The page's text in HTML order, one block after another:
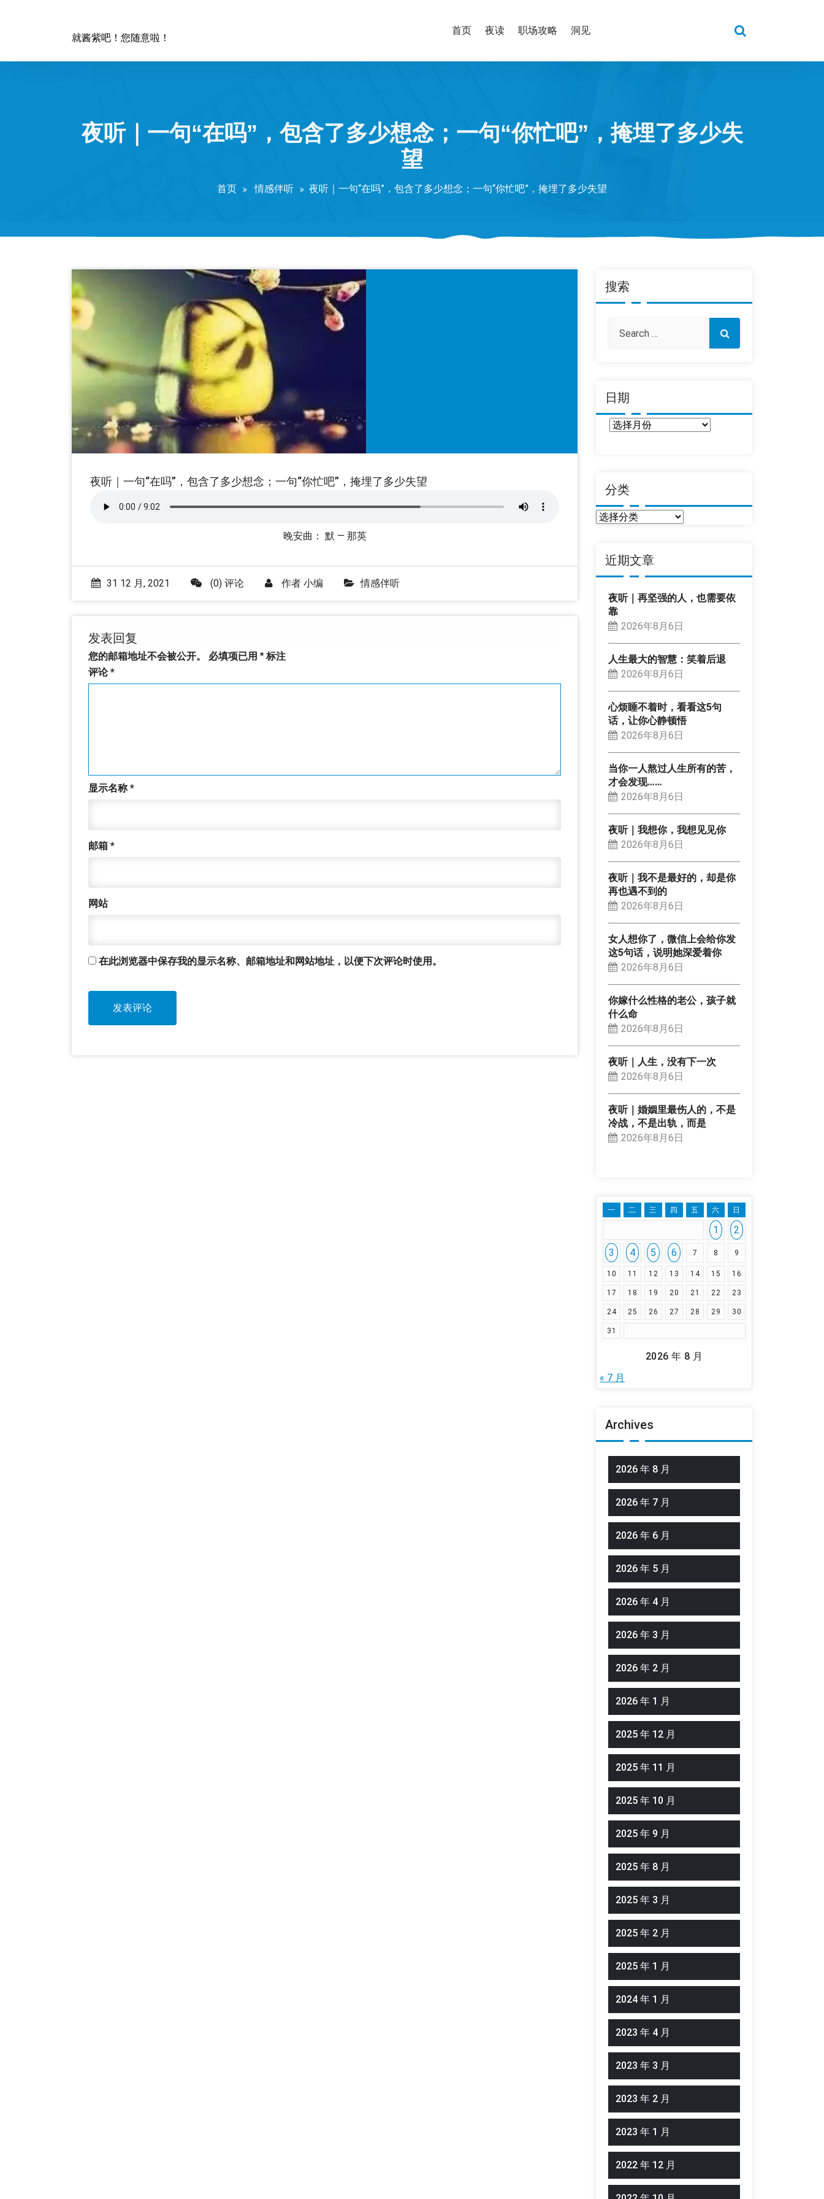
就酱紫吧！您随意啦！
首页 夜读 职场攻略 洞见
夜听｜一句“在吗”，包含了多少想念；一句“你忙吧”，掩埋了多少失
望
首页 情感伴听 夜听｜一句“在吗”，包含了多少想念；一句“你忙吧”，掩埋了多少失望
夜听｜一句“在吗”，包含了多少想念；一句“你忙吧”，掩埋了多少失望
晚安曲： 默 — 那英
31 12 月, 2021 (0) 评论 作者 小编 情感伴听
发表回复
您的邮箱地址不会被公开。 必填项已用 * 标注
评论*
显示名称*
邮箱 *
网站
在此浏览器中保存我的显示名称、邮箱地址和网站地址，以便下次评论时使用。
搜索
日期
分类
分
近期文章
夜听｜再坚强的人，也需要依
靠
2026年8月6日
人生最大的智慧：笑着后退
2026年8月6日
心烦睡不着时，看看这5句
话，让你心静顿悟
2026年8月6日
当你一人熬过人生所有的苦，
才会发现……
2026年8月6日
夜听｜我想你，我想见见你
2026年8月6日
夜听｜我不是最好的，却是你
再也遇不到的
2026年8月6日
女人想你了，微信上会给你发
这5句话，说明她深爱着你
2026年8月6日
你嫁什么性格的老公，孩子就
什么命
2026年8月6日
夜听｜人生，没有下一次
2026年8月6日
夜听｜婚姻里最伤人的，不是
冷战，不是出轨，而是
2026年8月6日
2026 年 8 月
一 二 三 四 五 六 日
1
2
3
4 5 6 7 8 9
10 11 12 13 14 15 16
17 18 19 20 21 22 23
24 25 26 27 28 29 30
31
« 7 月
Archives
2026 年 8 月
2026 年 7 月
2026 年 6 月
2026 年 5 月
2026 年 4 月
2026 年 3 月
2026 年 2 月
2026 年 1 月
2025 年 12 月
2025 年 11 月
2025 年 10 月
2025 年 9 月
2025 年 8 月
2025 年 3 月
2025 年 2 月
2025 年 1 月
2024 年 1 月
2023 年 4 月
2023 年 3 月
2023 年 2 月
2023 年 1 月
2022 年 12 月